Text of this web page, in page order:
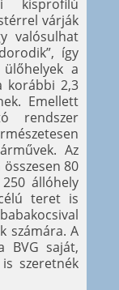
kisprofilú
várják
valósulhat
így
a
korábbi 2,3
Emellett
rendszer
Az
80
állóhely
teret is
számára. A
BVG saját,
szeretnék